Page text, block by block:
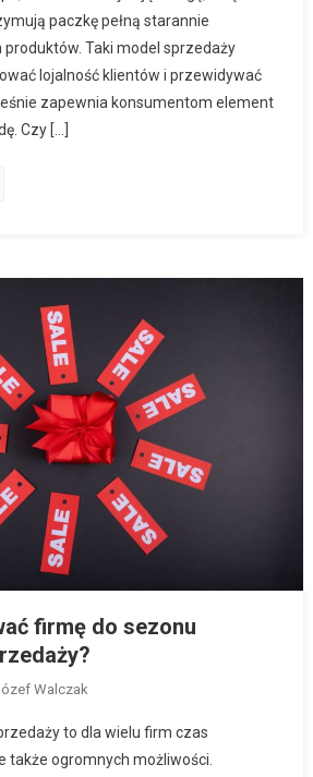
paczkę pełną starannie
Taki model sprzedaży
lojalność klientów i przewidywać
zapewnia konsumentom element
Czy […]
firmę do sezonu
Walczak
to dla wielu firm czas
także ogromnych możliwości.